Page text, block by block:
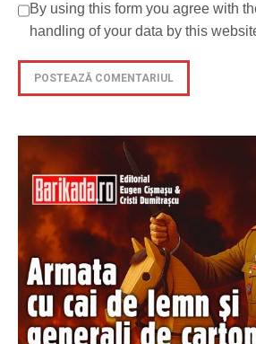
By using this form you agree with
handling of your data by this